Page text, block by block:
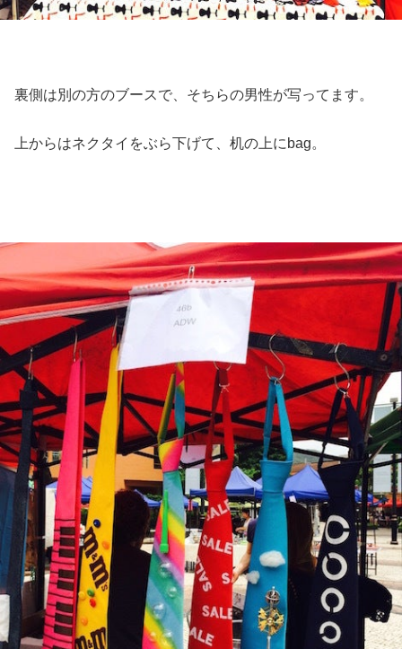
裏側は別の方のブースで、そちらの男性が写ってます。
上からはネクタイをぶら下げて、机の上にbag。